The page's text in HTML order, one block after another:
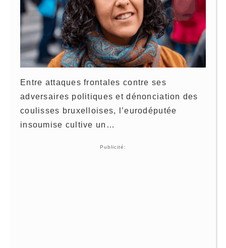
Entre attaques frontales contre ses
adversaires politiques et dénonciation des
coulisses bruxelloises, l’eurodéputée
insoumise cultive un…
Publicité: